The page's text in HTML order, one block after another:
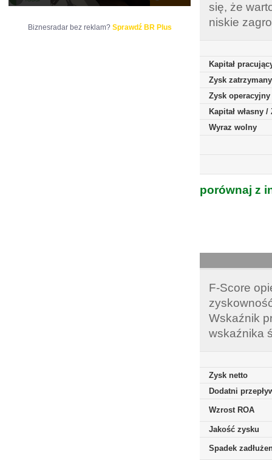
się, że
niskie
Kapitał
Zysk
Zysk operacyjny
Kapitał własny
Wyraz wolny
porównaj z
F-Score
Wskaźnik
wskaźnika
Zysk netto
Dodatni
Wzrost ROA
Jakość zysku
Spadek
Biznesradar bez reklam? Sprawdź BR Plus